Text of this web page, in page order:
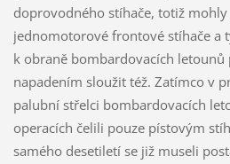
doprovodného stíhače, totiž
jednomotorové frontové stíhače a
k obraně bombardovacích letounů
napadením sloužit též. Zatímco v
palubní střelci bombardovacích
operacích čelili pouze pístovým
samého desetiletí se již museli